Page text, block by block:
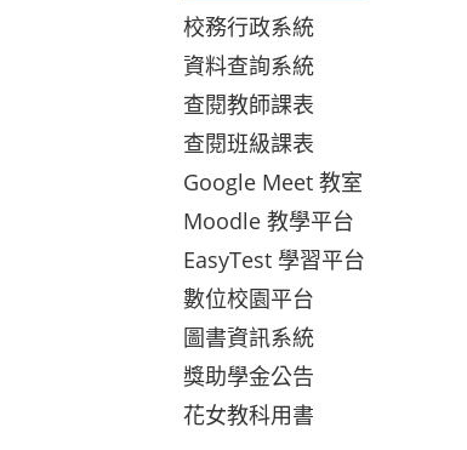
校務行政系統
資料查詢系統
查閱教師課表
查閱班級課表
Google Meet 教室
Moodle 教學平台
EasyTest 學習平台
數位校園平台
圖書資訊系統
獎助學金公告
花女教科用書